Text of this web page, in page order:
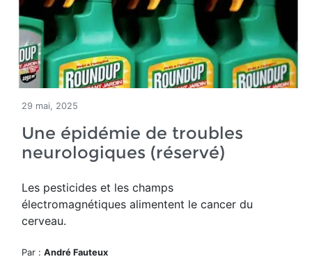
29 mai, 2025
Une épidémie de troubles
neurologiques (réservé)
Les pesticides et les champs
électromagnétiques alimentent le cancer du
cerveau.
Par : André Fauteux